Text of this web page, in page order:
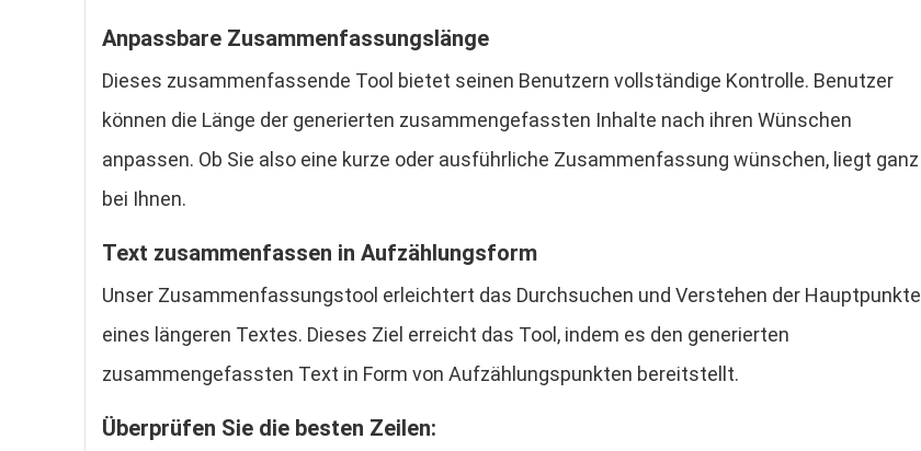
Anpassbare Zusammenfassungslänge
Dieses zusammenfassende Tool bietet seinen Benutzern vollständige Kontrolle. Benutzer
können die Länge der generierten zusammengefassten Inhalte nach ihren Wünschen
anpassen. Ob Sie also eine kurze oder ausführliche Zusammenfassung wünschen, liegt ganz
bei Ihnen.
Text zusammenfassen in Aufzählungsform
Unser Zusammenfassungstool erleichtert das Durchsuchen und Verstehen der Hauptpunkte
eines längeren Textes. Dieses Ziel erreicht das Tool, indem es den generierten
zusammengefassten Text in Form von Aufzählungspunkten bereitstellt.
Überprüfen Sie die besten Zeilen: